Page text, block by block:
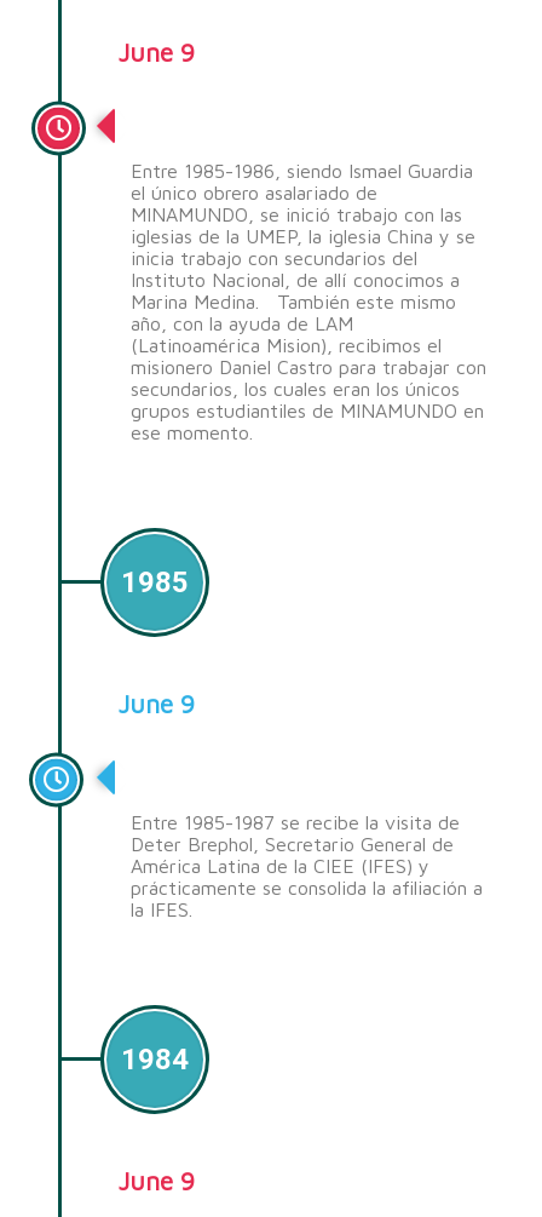
June 9
Entre 1985-1986, siendo Ismael Guardia
el único obrero asalariado de
MINAMUNDO, se inició trabajo con las
iglesias de la UMEP, la iglesia China y se
inicia trabajo con secundarios del
Instituto Nacional, de allí conocimos a
Marina Medina. También este mismo
año, con la ayuda de LAM
(Latinoamérica Mision), recibimos el
misionero Daniel Castro para trabajar con
secundarios, los cuales eran los únicos
grupos estudiantiles de MINAMUNDO en
ese momento.
1985
June 9
Entre 1985-1987 se recibe la visita de
Deter Brephol, Secretario General de
América Latina de la CIEE (IFES) y
prácticamente se consolida la afiliación a
la IFES.
1984
June 9